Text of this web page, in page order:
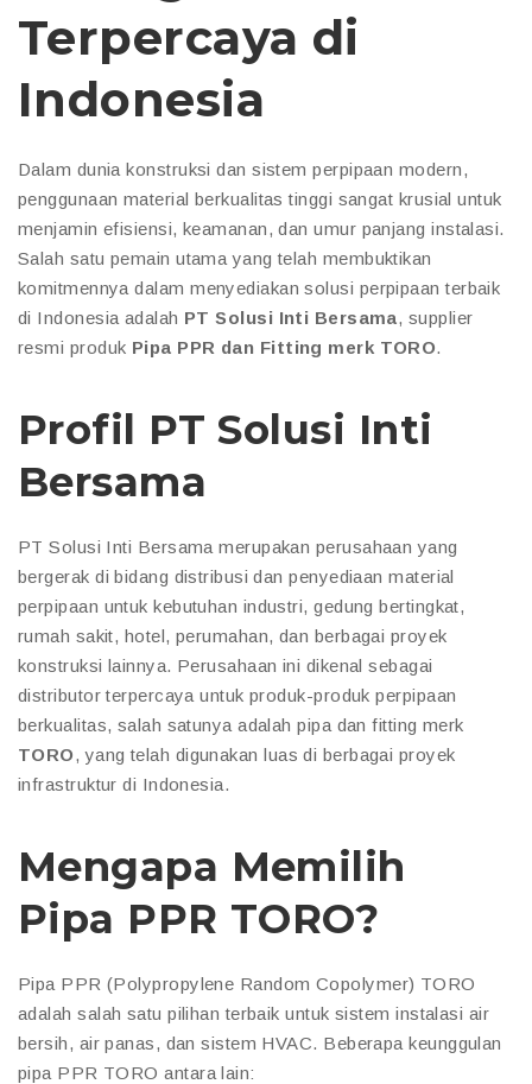
Terpercaya di
Indonesia
Dalam dunia konstruksi dan sistem perpipaan modern,
penggunaan material berkualitas tinggi sangat krusial untuk
menjamin efisiensi, keamanan, dan umur panjang instalasi.
Salah satu pemain utama yang telah membuktikan
komitmennya dalam menyediakan solusi perpipaan terbaik
di Indonesia adalah PT Solusi Inti Bersama, supplier
resmi produk Pipa PPR dan Fitting merk TORO.
Profil PT Solusi Inti
Bersama
PT Solusi Inti Bersama merupakan perusahaan yang
bergerak di bidang distribusi dan penyediaan material
perpipaan untuk kebutuhan industri, gedung bertingkat,
rumah sakit, hotel, perumahan, dan berbagai proyek
konstruksi lainnya. Perusahaan ini dikenal sebagai
distributor terpercaya untuk produk-produk perpipaan
berkualitas, salah satunya adalah pipa dan fitting merk
TORO, yang telah digunakan luas di berbagai proyek
infrastruktur di Indonesia.
Mengapa Memilih
Pipa PPR TORO?
Pipa PPR (Polypropylene Random Copolymer) TORO
adalah salah satu pilihan terbaik untuk sistem instalasi air
bersih, air panas, dan sistem HVAC. Beberapa keunggulan
pipa PPR TORO antara lain: